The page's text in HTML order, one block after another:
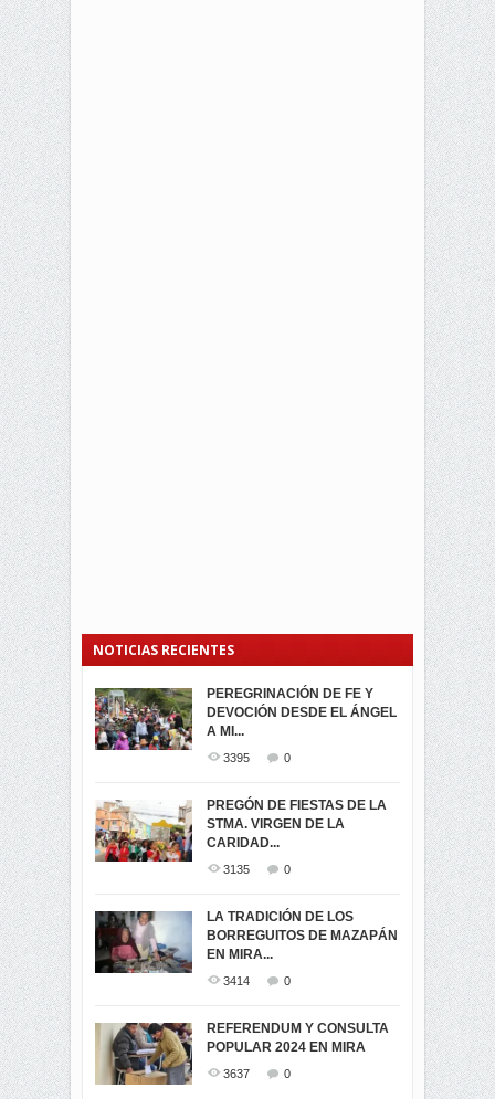
NOTICIAS RECIENTES
PEREGRINACIÓN DE FE Y
DEVOCIÓN DESDE EL ÁNGEL
A MI...
3395 0
PREGÓN DE FIESTAS DE LA
STMA. VIRGEN DE LA
CARIDAD...
3135 0
LA TRADICIÓN DE LOS
BORREGUITOS DE MAZAPÁN
EN MIRA...
3414 0
REFERENDUM Y CONSULTA
POPULAR 2024 EN MIRA
3637 0
PROCESIÓN DE LA VIRGEN
DE LA CARIDAD 2024
3062
-ENCENDIDO DEL ARBOL DE
...
MIRA
3441
TRIUNFO DE...
SEGUNDA VUELTA
ELECCIONES
PRESIDENCIALES 2023 EN
M...
ELECCION CRUCIAL:
SEGUNDA VUELTA
PRESIDENCIAL EL 1...
VIRTUALES ASAMBLEISTAS
POR LA PROVINCIA DEL
CARCHI...
MIRA.EC FUE
GALARDONADA